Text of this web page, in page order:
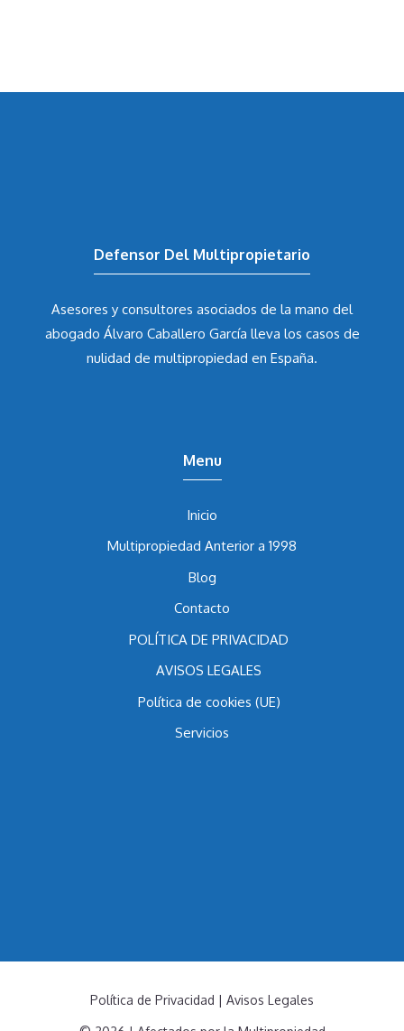
Defensor Del Multipropietario
Asesores y consultores asociados de la mano del
abogado Álvaro Caballero García lleva los casos de
nulidad de multipropiedad en España.
Menu
Inicio
Multipropiedad Anterior a 1998
Blog
Contacto
POLÍTICA DE PRIVACIDAD
AVISOS LEGALES
Política de cookies (UE)
Servicios
Política de Privacidad | Avisos Legales